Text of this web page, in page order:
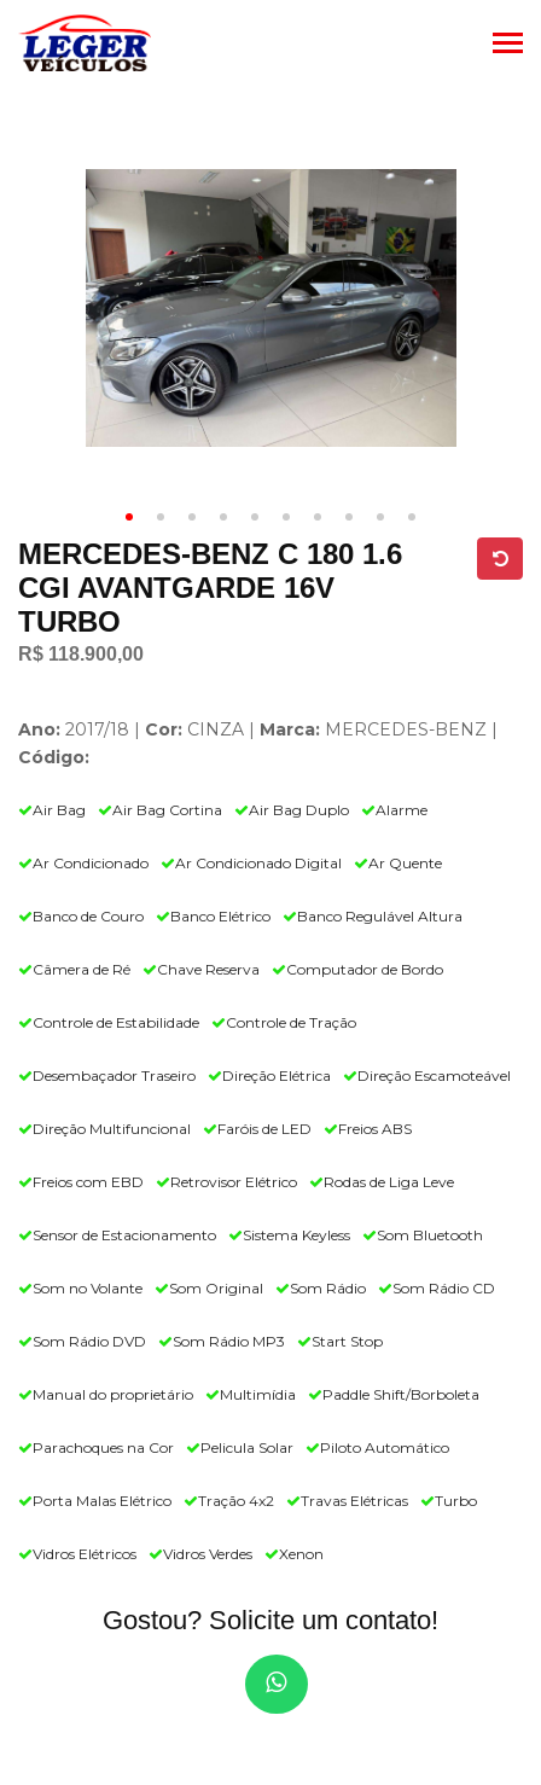
MERCEDES-BENZ C 180 1.6
CGI AVANTGARDE 16V
TURBO
R$ 118.900,00
Ano: 2017/18 | Cor: CINZA | Marca: MERCEDES-BENZ |
Código:
Air Bag Air Bag Cortina Air Bag Duplo Alarme
Ar Condicionado Ar Condicionado Digital Ar Quente
Banco de Couro Banco Elétrico Banco Regulável Altura
Câmera de Ré Chave Reserva Computador de Bordo
Controle de Estabilidade Controle de Tração
Desembaçador Traseiro Direção Elétrica Direção Escamoteável
Direção Multifuncional Faróis de LED Freios ABS
Freios com EBD Retrovisor Elétrico Rodas de Liga Leve
Sensor de Estacionamento Sistema Keyless Som Bluetooth
Som no Volante Som Original Som Rádio Som Rádio CD
Som Rádio DVD Som Rádio MP3 Start Stop
Manual do proprietário Multimídia Paddle Shift/Borboleta
Parachoques na Cor Pelicula Solar Piloto Automático
Porta Malas Elétrico Tração 4x2 Travas Elétricas Turbo
Vidros Elétricos Vidros Verdes Xenon
Gostou? Solicite um contato!